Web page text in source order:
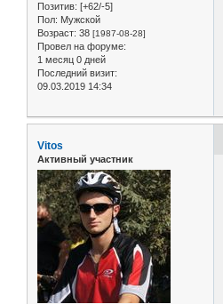
Позитив: [+62/-5]
Пол: Мужской
Возраст: 38 [1987-08-28]
Провел на форуме:
1 месяц 0 дней
Последний визит:
09.03.2019 14:34
Vitos
Активный участник